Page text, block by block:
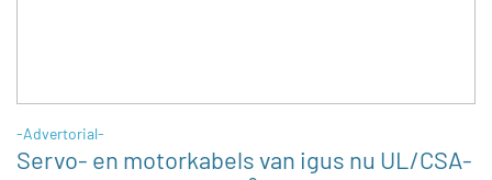
-Advertorial-
Servo- en motorkabels van igus nu UL/CSA-